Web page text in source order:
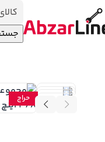
– مکنده پولیشسشوار
مجموعه ۴۰ عددی سری بکس درایو ۱/۴ و ۳/۸ اینچ نووا مدل NTS 7002
Set 40Pcs 1 2 And 3 8Dr
حراج